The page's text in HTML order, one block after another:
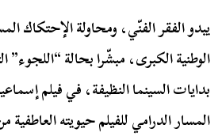
يبدو الفقر الفنّي، ومحاولة الإحتكاك
الوطنية الكبرى، مبشّرا بحالة
بدايات السينما النظيفة، في فيلم
المسار الدرامي للفيلم حيويته العاطفية